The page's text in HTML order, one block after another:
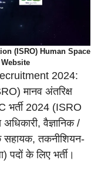
(ISRO) Human Space
2024:
मानव अंतरिक्ष
2024 (ISRO
वैज्ञानिक /
सहायक, तकनीशियन-
पदों के लिए भर्ती।